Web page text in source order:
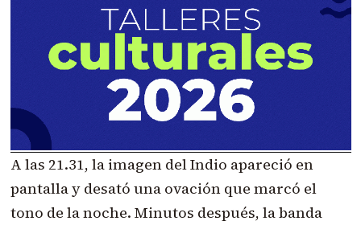
A las 21.31, la imagen del Indio apareció en
pantalla y desató una ovación que marcó el
tono de la noche. Minutos después, la banda